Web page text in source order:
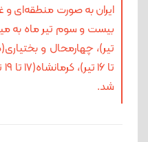
ایران به‌ صورت منطقه‌ای و
شد.